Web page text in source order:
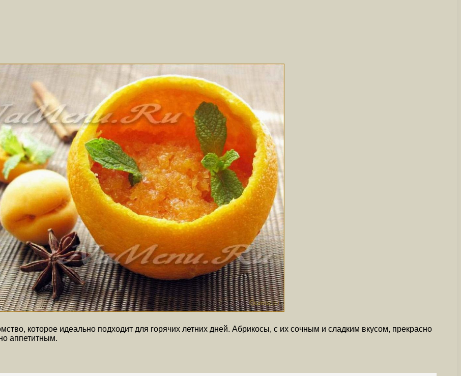
которое идеально подходит для горячих летних дней. Абрикосы, с их сочным и сладким вкусом, прекрасно
аппетитным.